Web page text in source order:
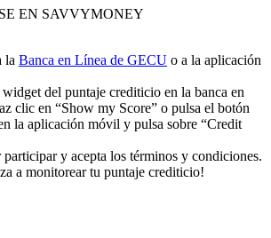
EN SAVVYMONEY
la Banca en Línea de GECU o a la aplicación
del puntaje crediticio en la banca en
clic en “Show my Score” o pulsa el botón
la aplicación móvil y pulsa sobre “Credit
participar y acepta los términos y condiciones.
a monitorear tu puntaje crediticio!